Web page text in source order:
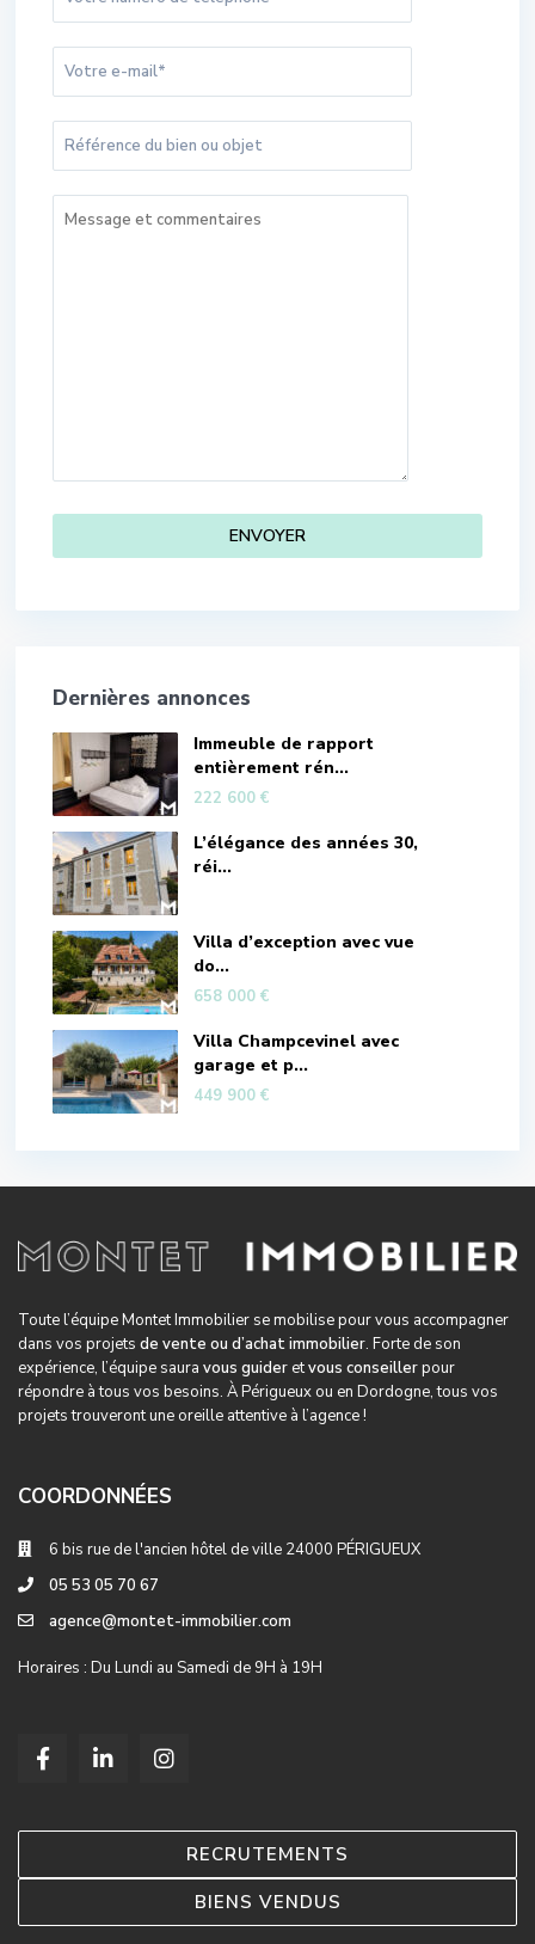
Dernières annonces
Immeuble de rapport
entièrement rén...
222 600 €
L’élégance des années 30,
réi...
Villa d’exception avec vue
do...
658 000 €
Villa Champcevinel avec
garage et p...
449 900 €
Toute l’équipe Montet Immobilier se mobilise pour vous accompagner
dans vos projets de vente ou d’achat immobilier. Forte de son
expérience, l’équipe saura vous guider etvous conseillerpour
répondre à tous vos besoins. À Périgueux ou en Dordogne, tous vos
projets trouveront une oreille attentive à l’agence !
COORDONNÉES
6 bis rue de l'ancien hôtel de ville 24000 PÉRIGUEUX
05 53 05 70 67
agence@montet-immobilier.com
Horaires : Du Lundi au Samedi de 9H à 19H
RECRUTEMENTS
BIENS VENDUS